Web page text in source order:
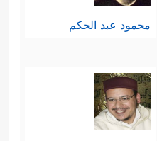
محمود عبد الحكم